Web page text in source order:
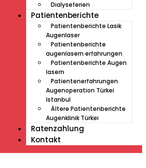
Dialyseferien
Patientenberichte
Patientenberichte Lasik
Augenlaser
Patientenberichte
augenlasern erfahrungen
Patientenberichte Augen
lasern
Patientenerfahrungen
Augenoperation Türkei
Istanbul
Ältere Patientenberichte
Augenklinik Türkei
Ratenzahlung
Kontakt